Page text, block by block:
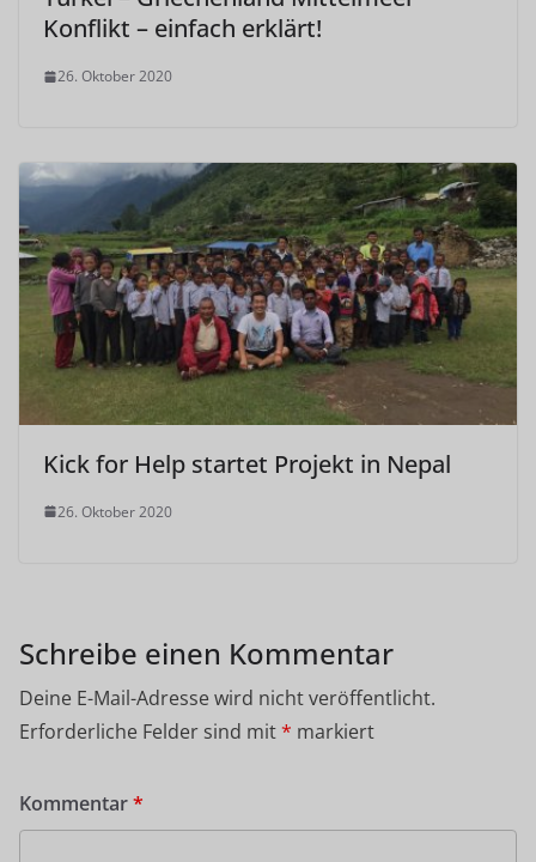
Konflikt – einfach erklärt!
26. Oktober 2020
Kick for Help startet Projekt in Nepal
26. Oktober 2020
Schreibe einen Kommentar
Deine E-Mail-Adresse wird nicht veröffentlicht.
Erforderliche Felder sind mit* markiert
Kommentar*